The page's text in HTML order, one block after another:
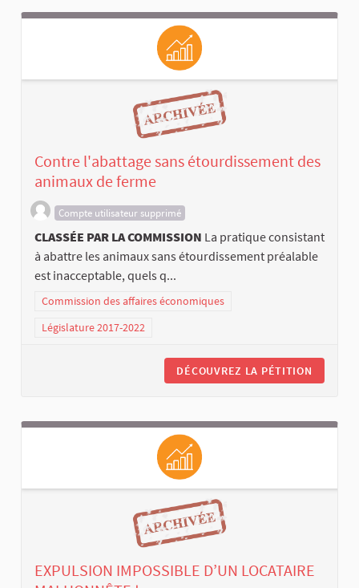
Contre l'abattage sans étourdissement des
animaux de ferme
Compte utilisateur supprimé
CLASSÉE PAR LA COMMISSION La pratique consistant
à abattre les animaux sans étourdissement préalable
est inacceptable, quels q...
Commission des affaires économiques
Législature 2017-2022
DÉCOUVREZ LA PÉTITION
EXPULSION IMPOSSIBLE D’UN LOCATAIRE